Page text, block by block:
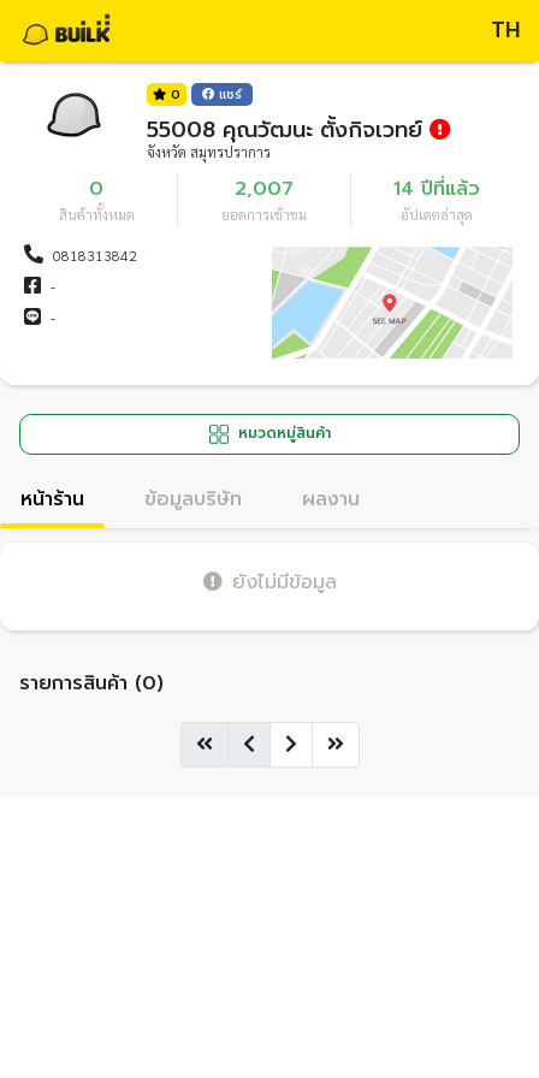
TH
0 แชร์
55008 คุณวัฒนะ ตั้งกิจเวทย์
จังหวัด สมุทรปราการ
0
สินค้าทั้งหมด
2,007
ยอดการเข้าชม
14 ปีที่แล้ว
อัปเดตล่าสุด
0818313842
-
-
หมวดหมู่สินค้า
หน้าร้าน ข้อมูลบริษัท ผลงาน
ยังไม่มีข้อมูล
รายการสินค้า (0)